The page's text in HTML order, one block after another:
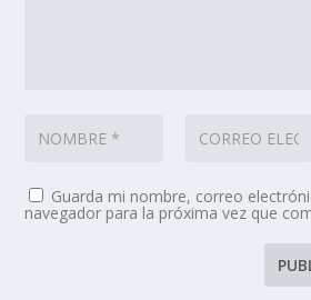
Guarda mi nombre, correo
navegador para la próxima vez que